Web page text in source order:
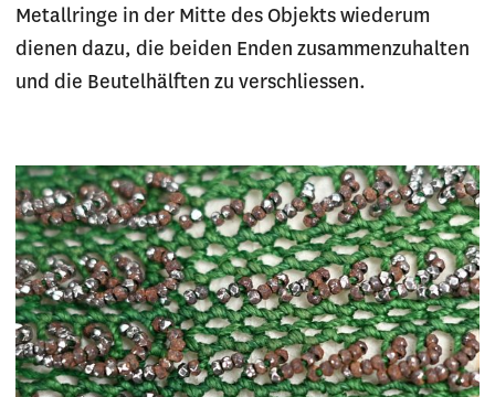
Metallringe in der Mitte des Objekts wiederum
dienen dazu, die beiden Enden zusammenzuhalten
und die Beutelhälften zu verschliessen.